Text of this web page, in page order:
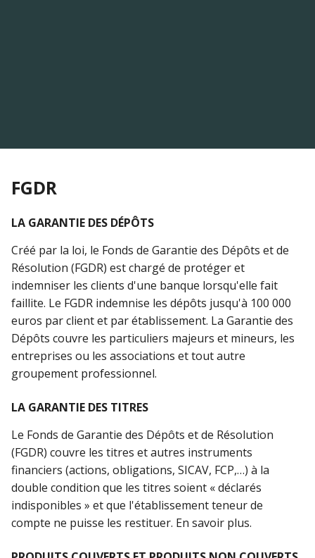
FGDR
LA GARANTIE DES DÉPÔTS
Créé par la loi, le Fonds de Garantie des Dépôts et de
Résolution (FGDR) est chargé de protéger et
indemniser les clients d'une banque lorsqu'elle fait
faillite. Le FGDR indemnise les dépôts jusqu'à 100 000
euros par client et par établissement. La Garantie des
Dépôts couvre les particuliers majeurs et mineurs, les
entreprises ou les associations et tout autre
groupement professionnel.
LA GARANTIE DES TITRES
Le Fonds de Garantie des Dépôts et de Résolution
(FGDR) couvre les titres et autres instruments
financiers (actions, obligations, SICAV, FCP,…) à la
double condition que les titres soient « déclarés
indisponibles » et que l'établissement teneur de
compte ne puisse les restituer. En savoir plus.